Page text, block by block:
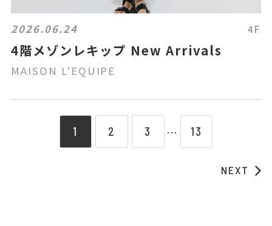
2026.06.24 4F
4階メゾンレキップ New Arrivals
MAISON L'EQUIPE
1 2 3 ⋯ 13
NEXT